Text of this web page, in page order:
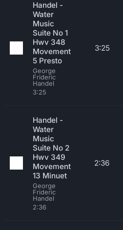
Handel -
Water
Music
Suite No 1
Hwv 348
Movement
5 Presto
George
Frideric
Handel
3:25
3:25
Handel -
Water
Music
Suite No 2
Hwv 349
Movement
13 Minuet
George
Frideric
Handel
2:36
2:36